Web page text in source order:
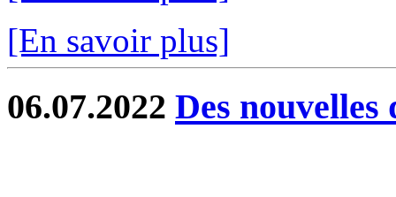
[En savoir plus]
06.07.2022 Des